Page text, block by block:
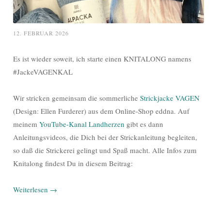
12. FEBRUAR 2026
Es ist wieder soweit, ich starte einen KNITALONG namens
#JackeVAGENKAL
Wir stricken gemeinsam die sommerliche Strickjacke VAGEN
(Design: Ellen Furderer) aus dem Online-Shop eddna. Auf
meinem YouTube-Kanal Landherzen gibt es dann
Anleitungsvideos, die Dich bei der Strickanleitung begleiten,
so daß die Strickerei gelingt und Spaß macht. Alle Infos zum
Knitalong findest Du in diesem Beitrag:
Weiterlesen →